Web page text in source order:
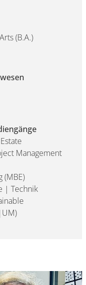
(B.A.)
Management
(MBE)
| Technik